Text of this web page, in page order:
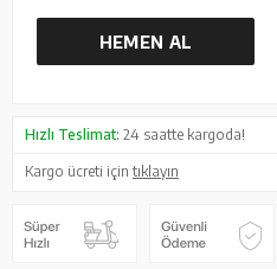
HEMEN AL
Hızlı Teslimat: 24 saatte kargoda!
Kargo ücreti içintıklayın